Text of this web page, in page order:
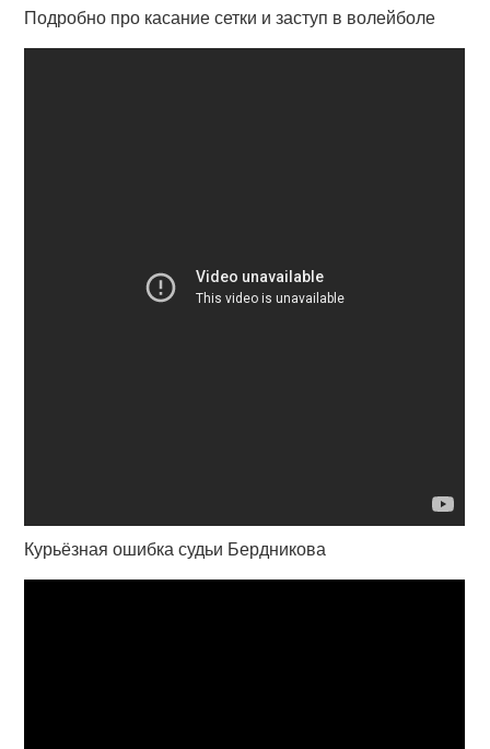
Подробно про касание сетки и заступ в волейболе
Курьёзная ошибка судьи Бердникова